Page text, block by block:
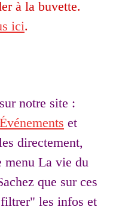
à la buvette.
ici.
notre site :
Événements et
directement,
menu La vie du
que sur ces
les infos et